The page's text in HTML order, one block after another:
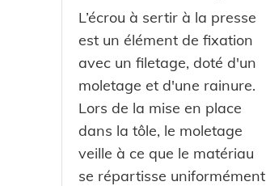
L’écrou à sertir à la presse
est un élément de fixation
avec un filetage, doté d'un
moletage et d'une rainure.
Lors de la mise en place
dans la tôle, le moletage
veille à ce que le matériau
se répartisse uniformément